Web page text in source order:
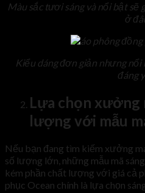
Màu sắc tươi sáng và nổi bật sẽ
ở
Kiểu dáng đơn giản nhưng
đáng
Lựa chọn xưởng
lượng với mẫu
Nếu bạn đang tìm kiếm xưởng
số lượng lớn, những mẫu mã
kém phần chất lượng với giá cả
phục Ocean chính là lựa chọn